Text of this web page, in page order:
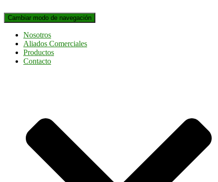
Cambiar modo de navegación
Nosotros
Aliados Comerciales
Productos
Contacto